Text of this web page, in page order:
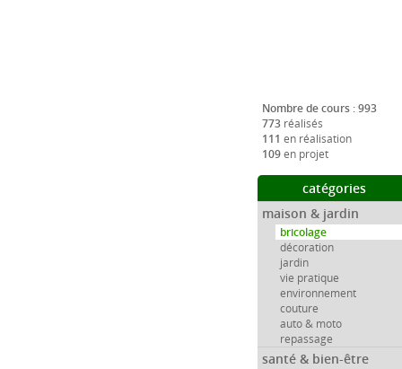
Nombre de cours : 993
773 réalisés
111 en réalisation
109en projet
catégories
maison & jardin
bricolage
décoration
jardin
vie pratique
environnement
couture
auto & moto
repassage
santé & bien-être